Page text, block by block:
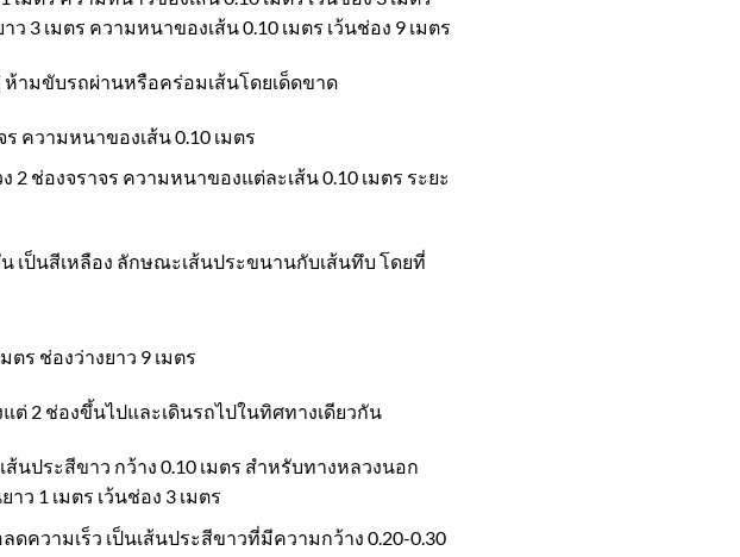
3 เมตร ความหนาของเส้น 0.10 เมตร เว้นช่อง 9 เมตร
ห้ามขับรถผ่านหรือคร่อมเส้นโดยเด็ดขาด
ความหนาของเส้น 0.10 เมตร
ช่องจราจร ความหนาของแต่ละเส้น 0.10 เมตร​ ระยะ
เป็นสีเหลือง ลักษณะเส้นประขนานกับเส้นทึบ โดยที่
ตร ช่องว่างยาว 9 เมตร
2 ช่องขึ้นไปและเดินรถไปในทิศทางเดียวกัน
นประสีขาว กว้าง 0.10 เมตร สำหรับทางหลวงนอก
ว 1 เมตร เว้นช่อง 3 เมตร
ดความเร็ว เป็นเส้นประสีขาวที่มีความกว้าง 0.20-0.30